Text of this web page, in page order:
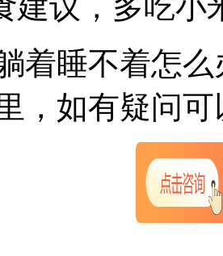
睡不着怎么
，如有疑问